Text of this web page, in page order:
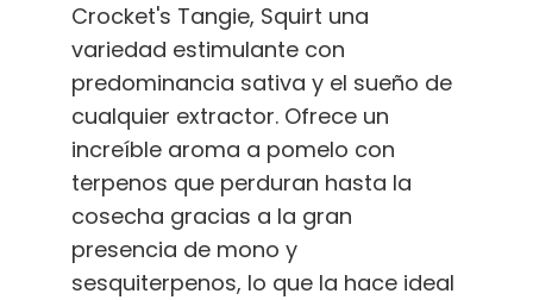
Crocket's Tangie, Squirt una
variedad estimulante con
predominancia sativa y el sueño de
cualquier extractor. Ofrece un
increíble aroma a pomelo con
terpenos que perduran hasta la
cosecha gracias a la gran
presencia de mono y
sesquiterpenos, lo que la hace ideal